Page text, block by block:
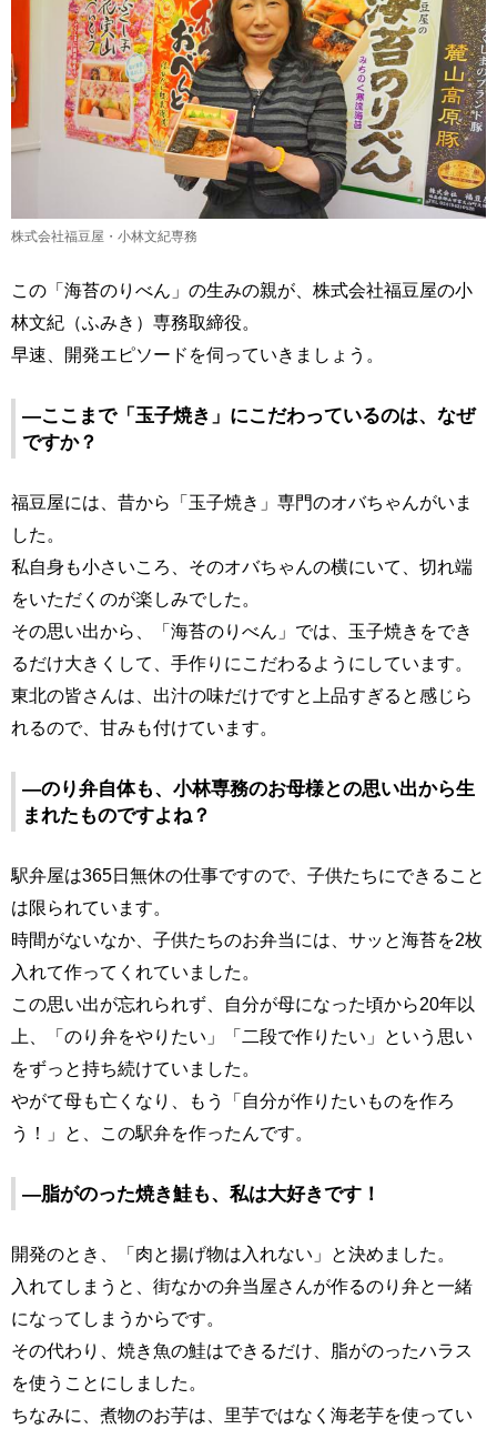
株式会社福豆屋・小林文紀専務
この「海苔のりべん」の生みの親が、株式会社福豆屋の小
林文紀（ふみき）専務取締役。
早速、開発エピソードを伺っていきましょう。
―ここまで「玉子焼き」にこだわっているのは、なぜ
ですか？
福豆屋には、昔から「玉子焼き」専門のオバちゃんがいま
した。
私自身も小さいころ、そのオバちゃんの横にいて、切れ端
をいただくのが楽しみでした。
その思い出から、「海苔のりべん」では、玉子焼きをでき
るだけ大きくして、手作りにこだわるようにしています。
東北の皆さんは、出汁の味だけですと上品すぎると感じら
れるので、甘みも付けています。
―のり弁自体も、小林専務のお母様との思い出から生
まれたものですよね？
駅弁屋は365日無休の仕事ですので、子供たちにできること
は限られています。
時間がないなか、子供たちのお弁当には、サッと海苔を2枚
入れて作ってくれていました。
この思い出が忘れられず、自分が母になった頃から20年以
上、「のり弁をやりたい」「二段で作りたい」という思い
をずっと持ち続けていました。
やがて母も亡くなり、もう「自分が作りたいものを作ろ
う！」と、この駅弁を作ったんです。
―脂がのった焼き鮭も、私は大好きです！
開発のとき、「肉と揚げ物は入れない」と決めました。
入れてしまうと、街なかの弁当屋さんが作るのり弁と一緒
になってしまうからです。
その代わり、焼き魚の鮭はできるだけ、脂がのったハラス
を使うことにしました。
ちなみに、煮物のお芋は、里芋ではなく海老芋を使ってい